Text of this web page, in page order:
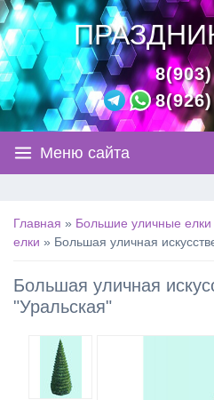
8(903)
8(926)
Меню сайта
Главная » Большие уличные елки
елки » Большая уличная
Большая уличная
"Уральская"